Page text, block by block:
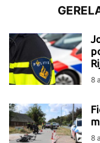
8
8